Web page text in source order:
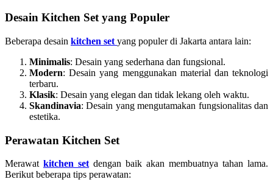
Desain Kitchen Set yang Populer
Beberapa desain kitchen set yang populer di Jakarta antara lain:
Minimalis: Desain yang sederhana dan fungsional.
Modern: Desain yang menggunakan material dan teknologi
terbaru.
Klasik: Desain yang elegan dan tidak lekang oleh waktu.
Skandinavia: Desain yang mengutamakan fungsionalitas dan
estetika.
Perawatan Kitchen Set
Merawat kitchen setdengan baik akan membuatnya tahan lama.
Berikut beberapa tips perawatan: